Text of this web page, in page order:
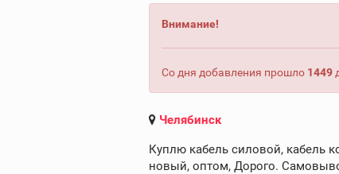
Внимание!
Со дня добавления прошло 1449
Челябинск
Куплю кабель силовой, кабель
новый, оптом, Дорого.